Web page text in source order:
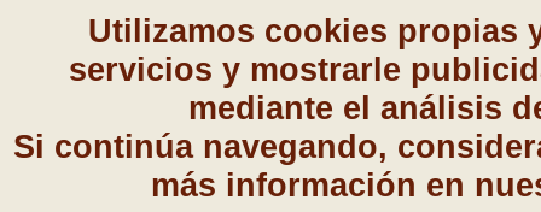
Utilizamos cookies propias
servicios y mostrarle
mediante el análisis
Si continúa navegando,
más información en